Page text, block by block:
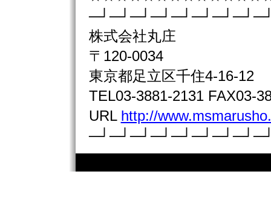
株式会社丸庄
〒120-0034
東京都足立区千住4-16-12
TEL03-3881-2131 FAX03-
URL http://